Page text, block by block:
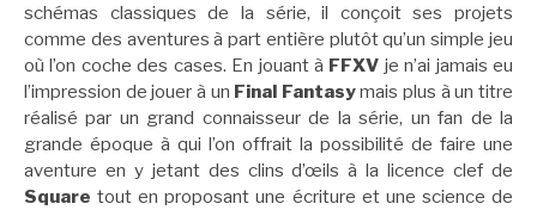
schémas classiques de la série, il conçoit ses projets
comme des aventures à part entière plutôt qu’un simple jeu
où l’on coche des cases. En jouant à FFXV je n’ai jamais eu
l’impression de jouer à un Final Fantasymais plus à un titre
réalisé par un grand connaisseur de la série, un fan de la
grande époque à qui l’on offrait la possibilité de faire une
aventure en y jetant des clins d’œils à la licence clef de
Square tout en proposant une écriture et une science de